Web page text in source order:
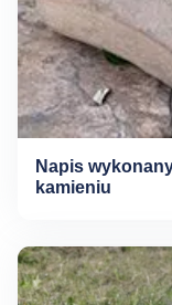
Napis
kamieniu